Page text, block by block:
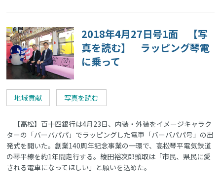
2018年4月27日号1面 【写
真を読む】 ラッピング琴電
に乗って
地域貢献 写真を読む
【高松】百十四銀行は4月23日、内装・外装をイメージキャラク
ターの「バーバパパ」でラッピングした電車「バーバパパ号」の出
発式を開いた。創業140周年記念事業の一環で、高松琴平電気鉄道
の琴平線を約1年間走行する。綾田裕次郎頭取は「市民、県民に愛
される電車になってほしい」と願いを込めた。